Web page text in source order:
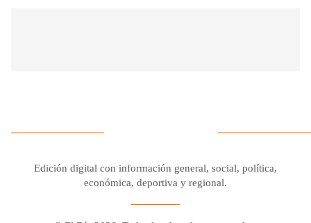
Edición digital con información general, social, política,
económica, deportiva y regional.